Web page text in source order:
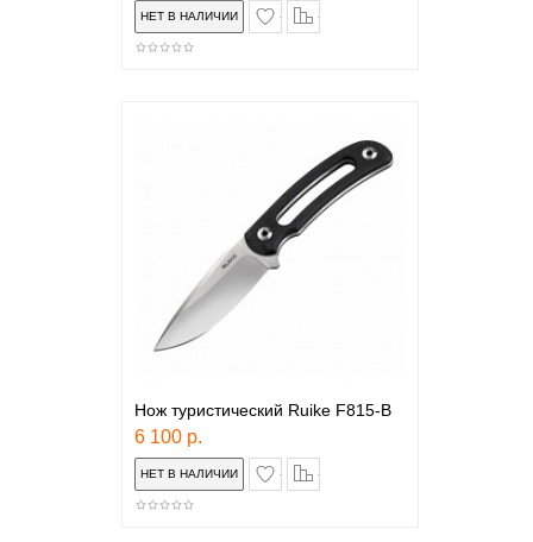
в закладки
Нож туристический Ruike F815-B
6 100 р.
в закладки